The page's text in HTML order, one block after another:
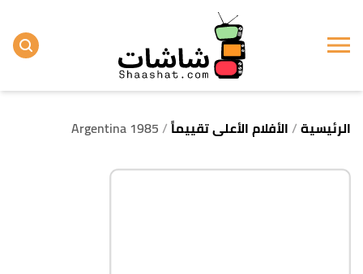
الرئيسية الأفلام الأعلى تقييماً Argentina 1985